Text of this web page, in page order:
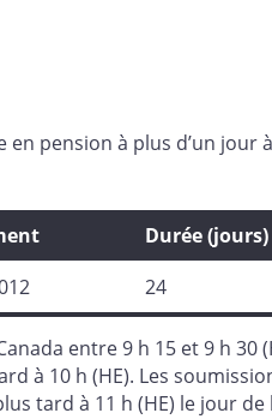
pension à plus d’un jour
Durée (jours)
24
entre 9 h 15 et 9 h 30
à 10 h (HE). Les
tard à 11 h (HE) le jour de